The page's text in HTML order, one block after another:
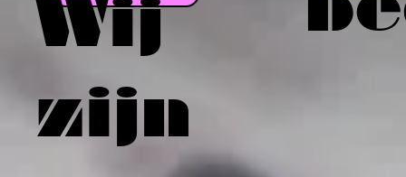
Wij
zijn